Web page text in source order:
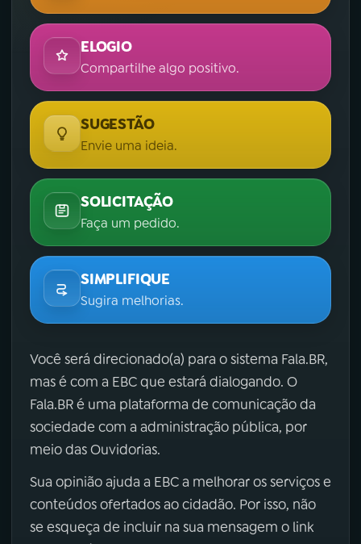
ELOGIO
Compartilhe algo positivo.
SUGESTÃO
Envie uma ideia.
SOLICITAÇÃO
Faça um pedido.
SIMPLIFIQUE
Sugira melhorias.
Você será direcionado(a) para o sistema Fala.BR,
mas é com a EBC que estará dialogando. O
Fala.BR é uma plataforma de comunicação da
sociedade com a administração pública, por
meio das Ouvidorias.
Sua opinião ajuda a EBC a melhorar os serviços e
conteúdos ofertados ao cidadão. Por isso, não
se esqueça de incluir na sua mensagem o link